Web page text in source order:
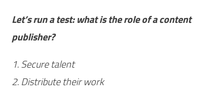
Let’s run a test: what is the role of a content
publisher?
1. Secure talent
2. Distribute their work